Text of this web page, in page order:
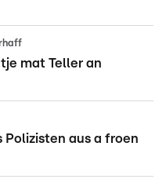
mat Teller an
Polizisten aus a froen